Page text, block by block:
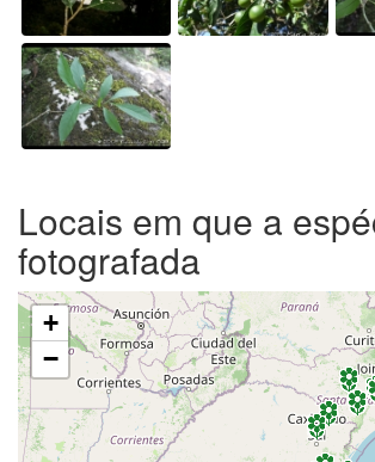
Locais em que a
fotografada
+
−